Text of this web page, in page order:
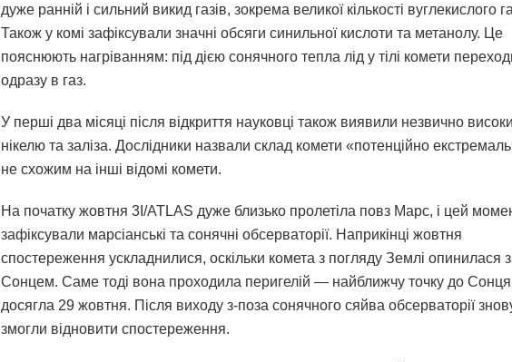
дуже ранній і сильний викид газів, зокрема великої кількості вуглекислого
Також у комі зафіксували значні обсяги синильної кислоти та метанолу. Це
пояснюють нагріванням: під дією сонячного тепла лід у тілі комети
одразу в газ.
У перші два місяці після відкриття науковці також виявили незвично
нікелю та заліза. Дослідники назвали склад комети «потенційно
не схожим на інші відомі комети.
На початку жовтня 3I/ATLAS дуже близько пролетіла повз Марс, і цей
зафіксували марсіанські та сонячні обсерваторії. Наприкінці жовтня
спостереження ускладнилися, оскільки комета з погляду Землі опинилася
Сонцем. Саме тоді вона проходила перигелій — найближчу точку до
досягла 29 жовтня. Після виходу з-поза сонячного сяйва обсерваторії
змогли відновити спостереження.